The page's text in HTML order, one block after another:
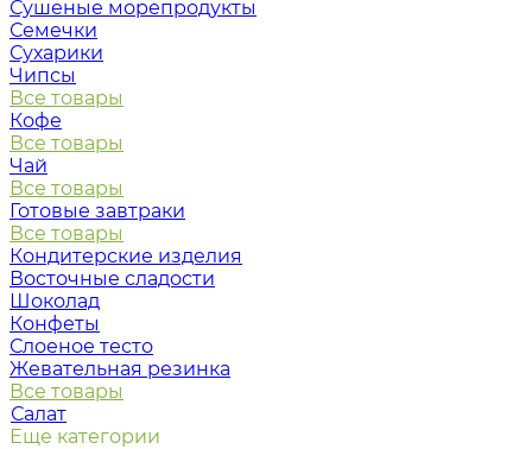
Сушеные морепродукты
Семечки
Сухарики
Чипсы
Все товары
Кофе
Все товары
Чай
Все товары
Готовые завтраки
Все товары
Кондитерские изделия
Восточные сладости
Шоколад
Конфеты
Слоеное тесто
Жевательная резинка
Все товары
Салат
Еще категории